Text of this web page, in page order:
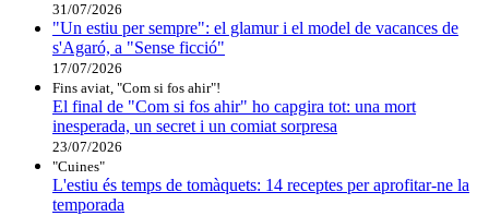
31/07/2026
"Un estiu per sempre": el glamur i el model de vacances de
s'Agaró, a "Sense ficció"
17/07/2026
Fins aviat, "Com si fos ahir"!
El final de "Com si fos ahir" ho capgira tot: una mort
inesperada, un secret i un comiat sorpresa
23/07/2026
"Cuines"
L'estiu és temps de tomàquets: 14 receptes per aprofitar-ne la
temporada